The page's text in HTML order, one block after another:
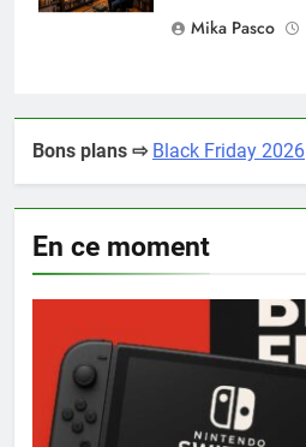
Mika Pasco
Bons plans ⇨ Black Friday 2026
En ce moment